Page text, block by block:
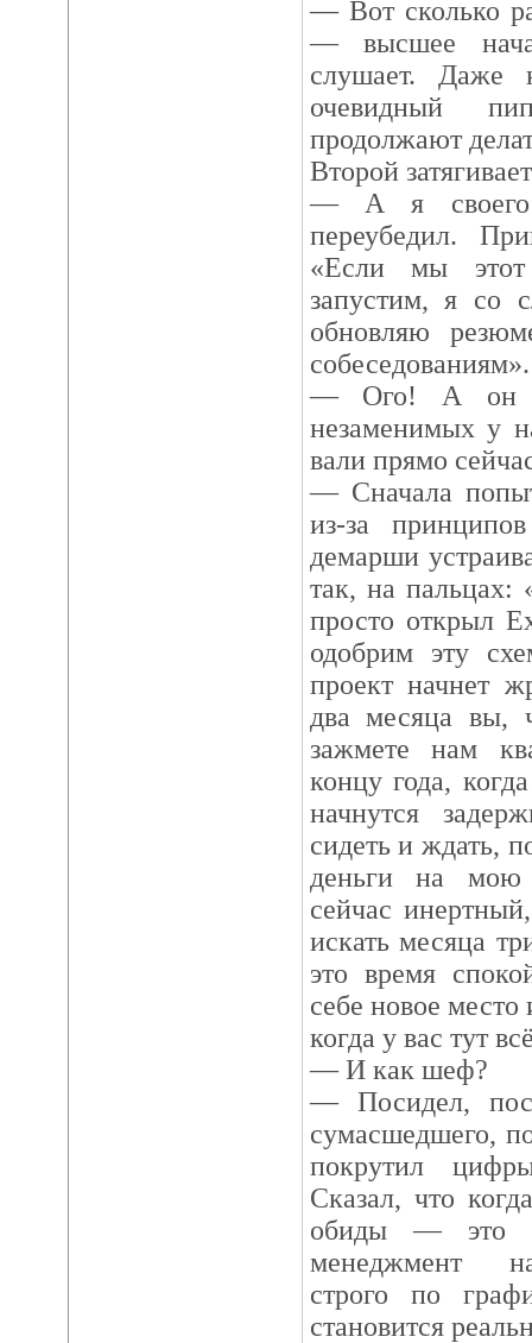
— Вот сколько
— высшее
слушает. Даже
очевидный
продолжают
Второй
— А я своего
переубедил.
«Если мы
запустим, я со
обновляю
собеседованиям».
— Ого! А он
незаменимых у
вали прямо
— Сначала
из-за
демарши
так, на пальцах:
просто открыл
одобрим эту
проект начнет
два месяца вы,
зажмете нам
концу года,
начнутся
сидеть и ждать,
деньги на мою
сейчас
искать месяца
это время
себе новое
когда у вас тут
— И как шеф?
— Посидел,
сумасшедшего,
покрутил
Сказал, что
обиды — это
менеджмент
строго по
становится